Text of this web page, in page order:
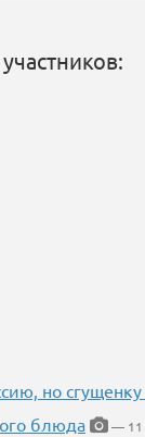
но
блюда
— 11